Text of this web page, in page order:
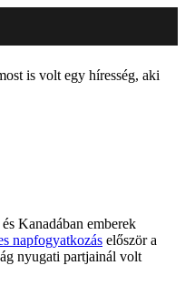
is volt egy híresség, aki
Kanadában emberek
napfogyatkozás először a
nyugati partjainál volt